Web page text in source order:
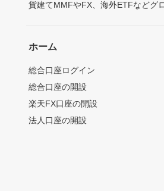
貨建てMMFやFX、海外ETFなどグ
ホーム
総合口座ログイン
総合口座の開設
楽天FX口座の開設
法人口座の開設